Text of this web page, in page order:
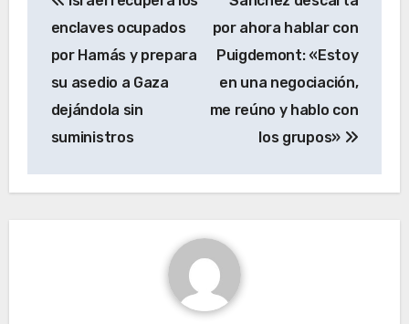
de
entradas
enclaves ocupados
por Hamás y prepara
su asedio a Gaza
dejándola sin
suministros
por ahora hablar con
Puigdemont: «Estoy
en una negociación,
me reúno y hablo con
los grupos»